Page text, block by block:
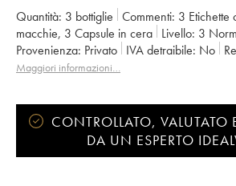
Quantità: 3 bottiglie Commenti: 3 Etichette
macchie, 3 Capsule in cera Livello: 3
Provenienza:
privato IVA detraibile: no
Denominazione: Bourgogne
Maggiori informazioni…
CONTROLLATO, VALUTATO
DA UN ESPERTO